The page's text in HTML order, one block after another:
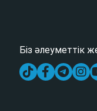
Біз әлеуметтік